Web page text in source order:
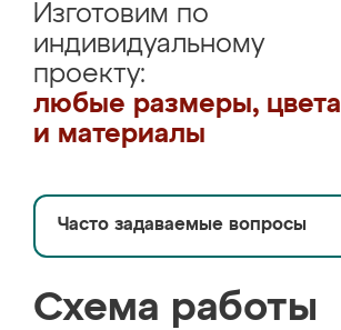
Изготовим по
индивидуальному
проекту:
любые размеры, цвета
и материалы
Часто задаваемые вопросы
Схема работы